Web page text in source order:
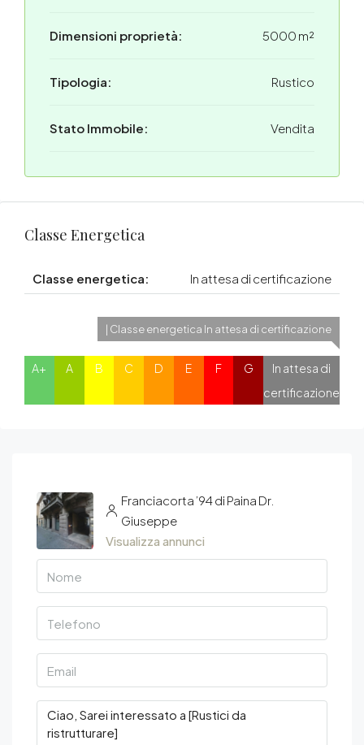
Dimensioni proprietà: 5000 m²
Tipologia: Rustico
Stato Immobile: Vendita
Classe Energetica
Classe energetica: In attesa di certificazione
A+ A B C D E F G
| Classe energetica In attesa di certificazione
In attesa di
certificazione
Franciacorta ’94 di Paina Dr.
Giuseppe
Visualizza annunci